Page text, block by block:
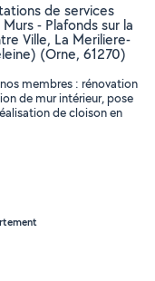
de services
- Plafonds sur la
Ville, La Meriliere-
(Orne, 61270)
membres : rénovation
de mur intérieur, pose
de cloison en